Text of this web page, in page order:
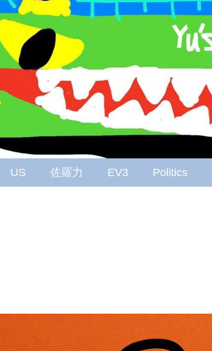
US 佐羅力 EV3 Politics